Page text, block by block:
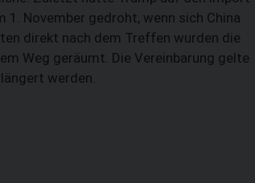
November gedroht, wenn sich China
direkt nach dem Treffen wurden die
Weg geräumt. Die Vereinbarung gelte
werden.